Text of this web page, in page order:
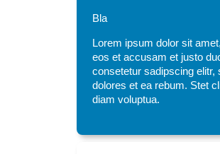
Bla
Lorem ipsum dolor sit
eos et accusam et justo
consetetur sadipscing
dolores et ea rebum. Stet
diam voluptua.